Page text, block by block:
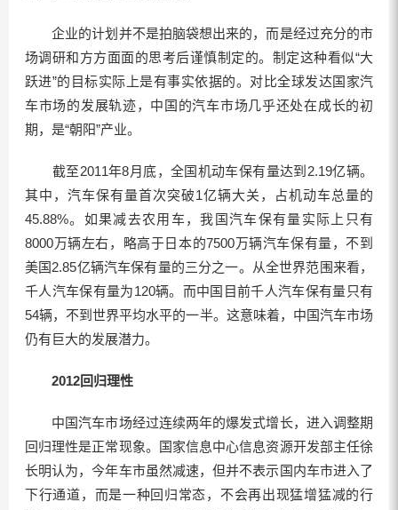
企业的计划并不是拍脑袋想出来的，而是经过充分的市
场调研和方方面面的思考后谨慎制定的。制定这种看似“大
跃进”的目标实际上是有事实依据的。对比全球发达国家汽
车市场的发展轨迹，中国的汽车市场几乎还处在成长的初
期，是“朝阳”产业。
截至2011年8月底，全国机动车保有量达到2.19亿辆。
其中，汽车保有量首次突破1亿辆大关，占机动车总量的
45.88%。如果减去农用车，我国汽车保有量实际上只有
8000万辆左右，略高于日本的7500万辆汽车保有量，不到
美国2.85亿辆汽车保有量的三分之一。从全世界范围来看，
千人汽车保有量为120辆。而中国目前千人汽车保有量只有
54辆，不到世界平均水平的一半。这意味着，中国汽车市场
仍有巨大的发展潜力。
2012回归理性
中国汽车市场经过连续两年的爆发式增长，进入调整期
回归理性是正常现象。国家信息中心信息资源开发部主任徐
长明认为，今年车市虽然减速，但并不表示国内车市进入了
下行通道，而是一种回归常态，不会再出现猛增猛减的行